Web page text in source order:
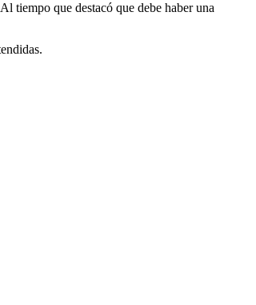
tiempo que destacó que debe haber una